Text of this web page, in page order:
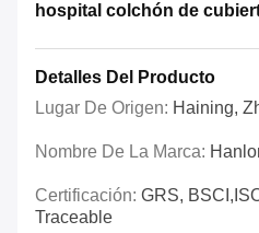
hospital colchón de
Detalles Del Producto
Lugar De Origen: Haining,
Nombre De La Marca:
Certificación: GRS,
Traceable